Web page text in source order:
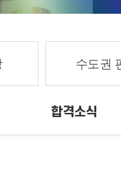
합격소식
수도권